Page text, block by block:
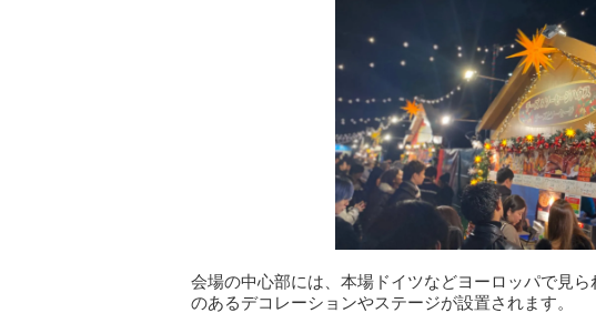
会場の中心部には、本場ドイツなどヨーロッパで見
のあるデコレーションやステージが設置されます。